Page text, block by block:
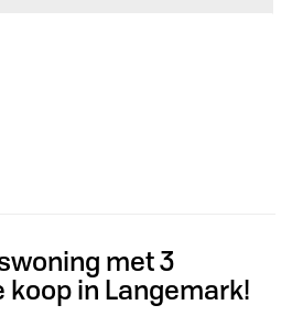
met 3
in Langemark!